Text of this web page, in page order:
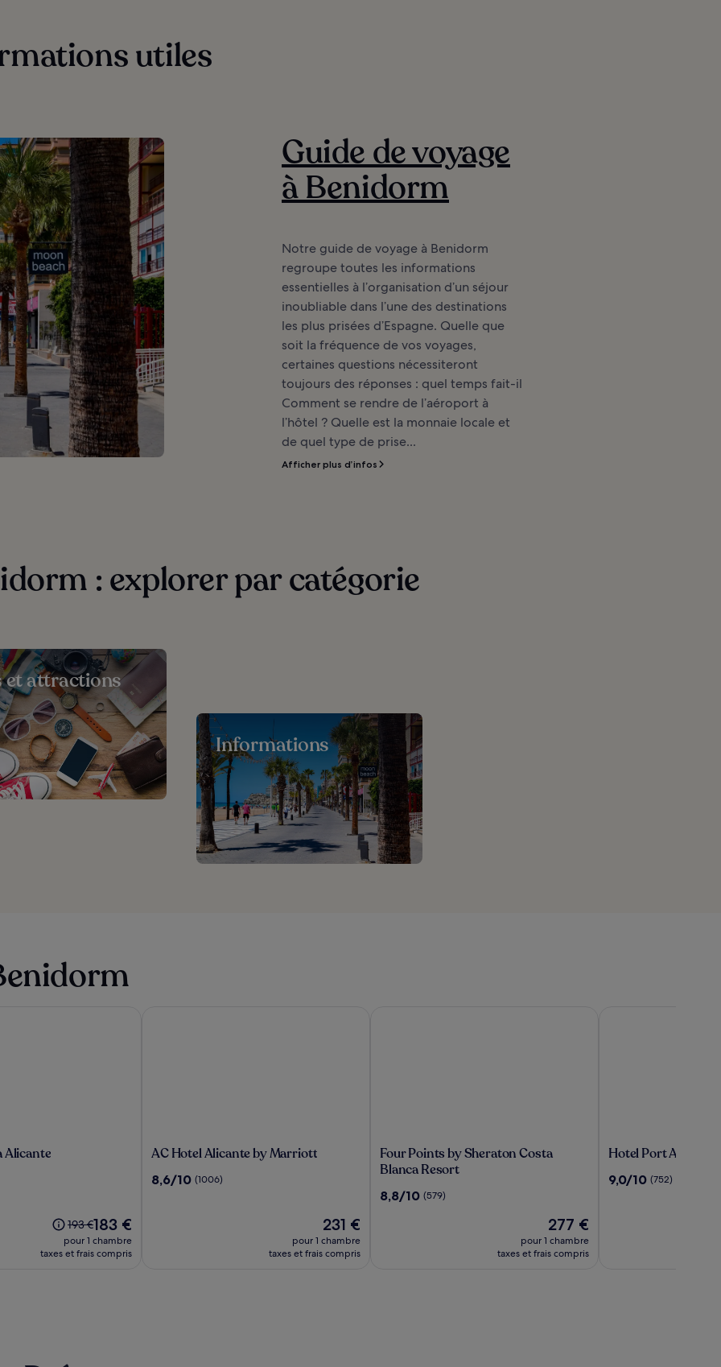
utiles
Guide de voyage
à Benidorm
Notre guide de voyage à Benidorm
regroupe toutes les informations
essentielles à l’organisation d’un séjour
inoubliable dans l’une des destinations
les plus prisées d’Espagne. Quelle que
soit la fréquence de vos voyages,
certaines questions nécessiteront
toujours des réponses : quel temps fait-il
Comment se rendre de l’aéroport à
l’hôtel ? Quelle est la monnaie locale et
de quel type de prise...
Afficher plus d’infos
: explorer par catégorie
et attractions
Informations
Alicante
Le
prix
était
193 €Le
nouveau
prix
183 €
pour 1 chambre
taxes et frais compris
AC
Alicante
AC Hotel Alicante by Marriott
8.6
8,6/10 (1006)
Le
nouveau
prix
231 €
pour 1 chambre
taxes et frais compris
Four
Points
Sheraton
Four Points by Sheraton Costa
Blanca Resort
8.8
8,8/10 (579)
Le
nouveau
prix
277 €
pour 1 chambre
taxes et frais compris
Hotel
Alicante
Hotel Port Alicante
9.0
9,0/10 (752)